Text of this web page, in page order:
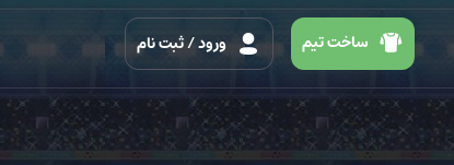
ساخت تیم ورود/ ثبت نام